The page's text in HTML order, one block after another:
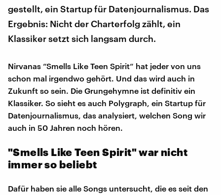
gestellt, ein Startup für Datenjournalismus. Das
Ergebnis: Nicht der Charterfolg zählt, ein
Klassiker setzt sich langsam durch.
Nirvanas “Smells Like Teen Spirit“ hat jeder von uns
schon mal irgendwo gehört. Und das wird auch in
Zukunft so sein. Die Grungehymne ist definitiv ein
Klassiker. So sieht es auch Polygraph, ein Startup für
Datenjournalismus, das analysiert, welchen Song wir
auch in 50 Jahren noch hören.
"Smells Like Teen Spirit" war nicht
immer so beliebt
Dafür haben sie alle Songs untersucht, die es seit den